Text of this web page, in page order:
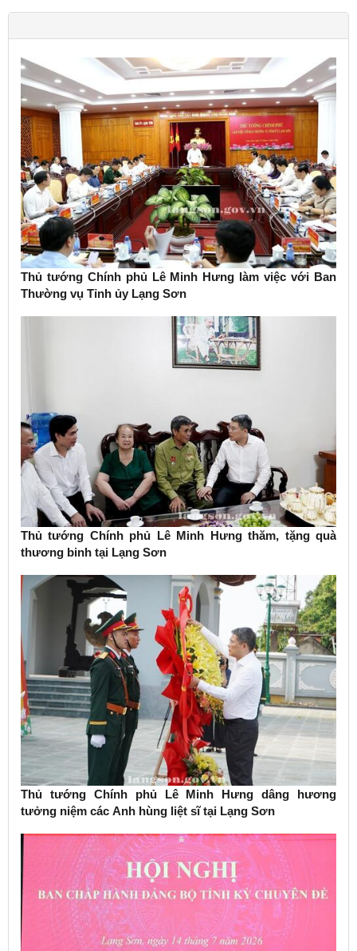
Thủ tướng Chính phủ Lê Minh Hưng làm việc với Ban
Thường vụ Tỉnh ủy Lạng Sơn
Thủ tướng Chính phủ Lê Minh Hưng thăm, tặng quà
thương binh tại Lạng Sơn
Thủ tướng Chính phủ Lê Minh Hưng dâng hương
tưởng niệm các Anh hùng liệt sĩ tại Lạng Sơn